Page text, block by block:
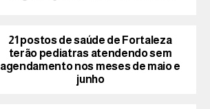
21 postos de saúde de Fortaleza
terão pediatras atendendo sem
agendamento nos meses de maio e
junho